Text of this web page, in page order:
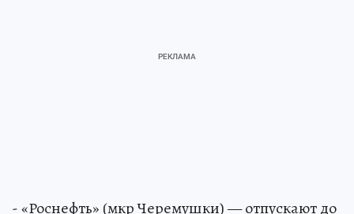
- «Роснефть» (мкр Черемушки) — отпускают до